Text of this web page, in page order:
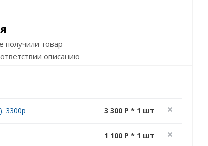
получили товар
описанию
3300р 3 300 P * 1 шт
1 100 P * 1 шт